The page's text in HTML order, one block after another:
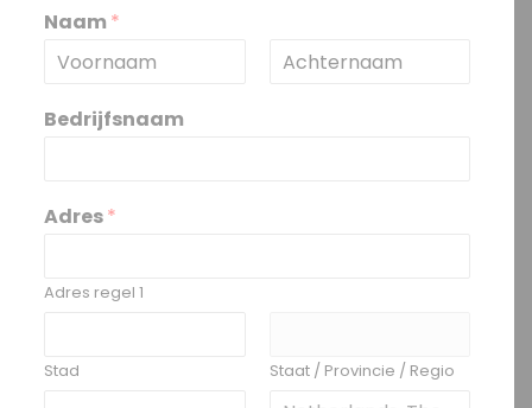
Naam *
o
o
a
m
Bedrijfsnaam
Adres*
Adres regel 1
Stad Staat / Provincie / Regio